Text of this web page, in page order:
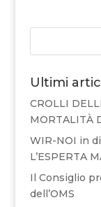
Ultimi
CROLLI
MORTALITÀ
WIR-NOI in
L’ESPERTA
Il Consiglio
dell’OMS